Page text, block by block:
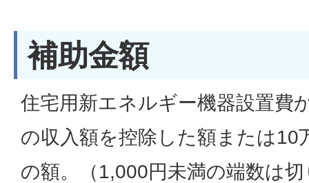
補助金額
住宅用新エネルギー機器設置費
の収入額を控除した額または10
の額。（1,000円未満の端数は